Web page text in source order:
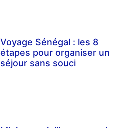
Voyage Sénégal : les 8
étapes pour organiser un
séjour sans souci